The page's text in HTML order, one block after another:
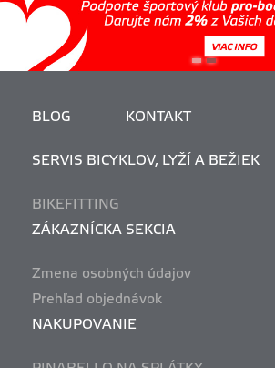
BLOG KONTAKT
SERVIS BICYKLOV, LYŽÍ A BEŽIEK
BIKEFITTING
ZÁKAZNÍCKA SEKCIA
Zmena osobných údajov
Prehľad objednávok
NAKUPOVANIE